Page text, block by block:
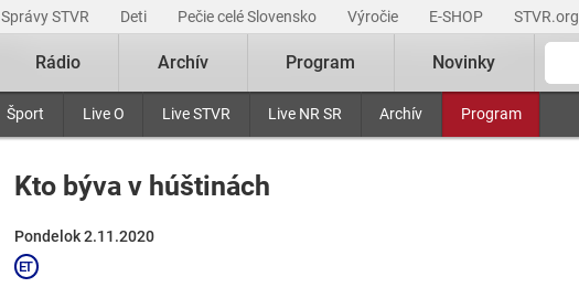
Správy STVR Deti Pečie celé Slovensko Výročie E-SHOP STVR.org
Šport Live O Live STVR Live NR SR Archív Program
Rádio Archív Program Novinky
Kto býva v húštinách
Pondelok 2.11.2020